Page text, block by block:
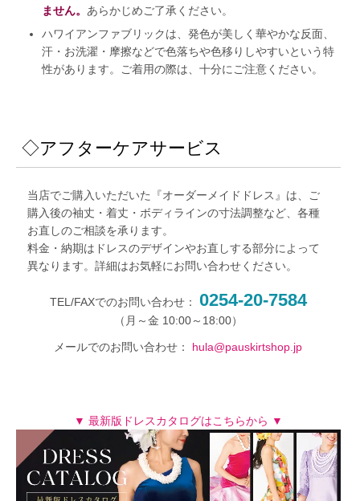
ません。 あらかじめご了承ください。
ハワイアンファブリックは、発色が美しく華やかな反面、
汗・お洗濯・摩擦などで色落ちや色移りしやすいという特
性があります。ご着用の際は、十分にご注意ください。
◇アフターケアサービス
当店でご購入いただいた『オーダーメイドドレス』は、ご
購入後の袖丈・着丈・ボディラインの寸法調整など、各種
お直しのご相談を承ります。
料金・納期はドレスのデザインやお直しする部分によって
異なります。詳細はお気軽にお問い合わせください。
TEL/FAXでのお問い合わせ： 0254-20-7584
メールでのお問い合わせ： hula@pauskirtshop.jp
▼ 最新版ドレスカタログはこちらから ▼